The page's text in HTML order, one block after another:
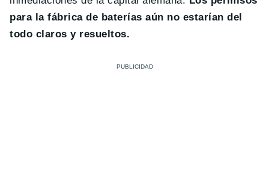
para la fábrica de baterías aún no estarían del
todo claros y resueltos.